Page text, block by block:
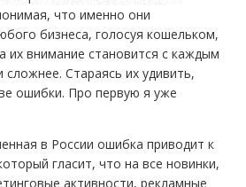
что именно они
бизнеса, голосуя кошельком,
их внимание становится с каждым
Стараясь их удивить,
ошибки. Про первую я уже
в России ошибка приводит к
гласит, что на все новинки,
активности, рекламные